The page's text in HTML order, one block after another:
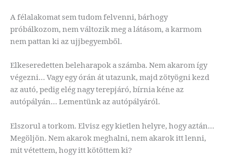
A félalakomat sem tudom felvenni, bárhogy
próbálkozom, nem változik meg a látásom, a karmom
nem pattan ki az ujjbegyemből.
Elkeseredetten beleharapok a számba. Nem akarom így
végezni… Vagy egy órán át utazunk, majd zötyögni kezd
az autó, pedig elég nagy terepjáró, bírnia kéne az
autópályán… Lementünk az autópályáról.
Elszorul a torkom. Elvisz egy kietlen helyre, hogy aztán…
Megöljön. Nem akarok meghalni, nem akarok itt lenni,
mit vétettem, hogy itt kötöttem ki?